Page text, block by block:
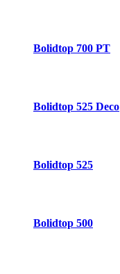
Bolidtop 700 PT
Bolidtop 525 Deco
Bolidtop 525
Bolidtop 500